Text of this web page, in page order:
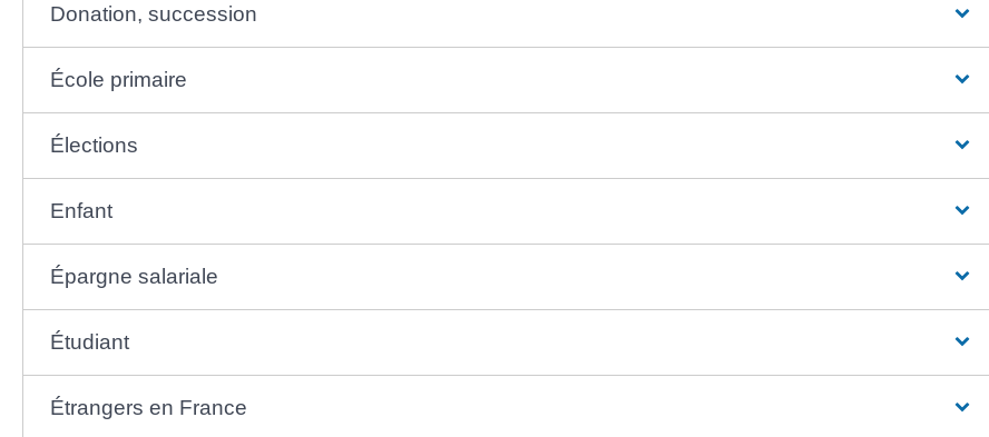
Donation, succession
École primaire
Élections
Enfant
Épargne salariale
Étudiant
Étrangers en France